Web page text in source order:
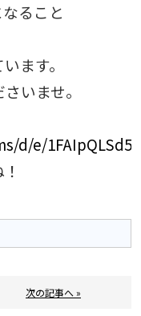
ること
ます。
いませ。
e/
次の記事へ »